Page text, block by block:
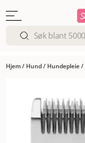
Hjem/ Hund/ Hundepleie/